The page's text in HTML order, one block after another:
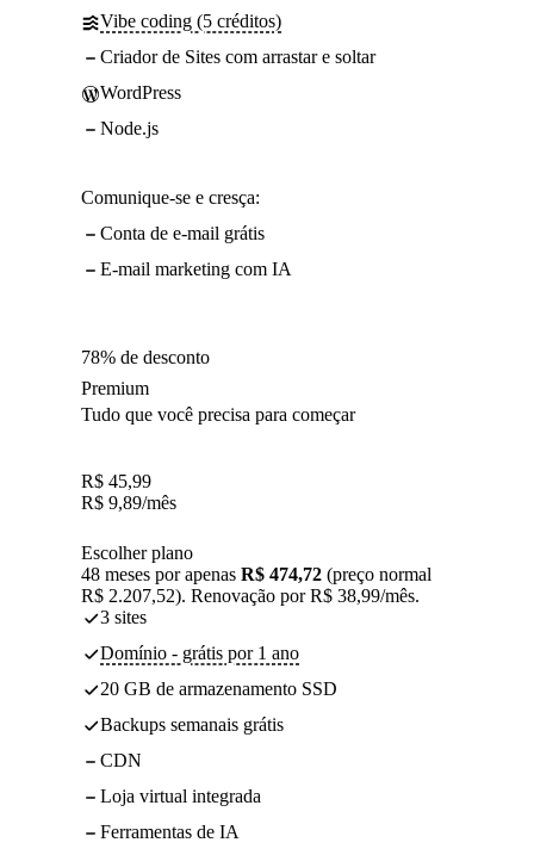
Vibe coding (5 créditos)
Criador de Sites com arrastar e soltar
WordPress
Node.js
Comunique-se e cresça:
Conta de e-mail grátis
E-mail marketing com IA
78% de desconto
Premium
Tudo que você precisa para começar
R$ 45,99
R$ 9,89/mês
Escolher plano
48 meses por apenas R$ 474,72 (preço normal
R$ 2.207,52). Renovação por R$ 38,99/mês.
3 sites
Domínio - grátis por 1 ano
20 GB de armazenamento SSD
Backups semanais grátis
CDN
Loja virtual integrada
Ferramentas de IA